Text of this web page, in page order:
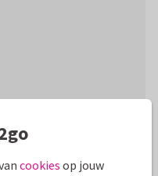
cookies op jouw